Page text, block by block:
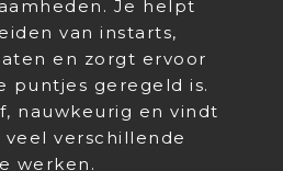
Je helpt
van instarts,
en zorgt ervoor
puntjes geregeld is.
nauwkeurig en vindt
verschillende
werken.